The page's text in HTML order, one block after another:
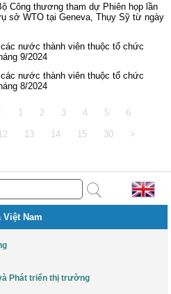
Công thương tham dự Phiên họp lần
sở WTO tại Geneva, Thụy Sỹ từ ngày
nước thành viên thuộc tổ chức
9/2024
nước thành viên thuộc tổ chức
8/2024
1 2 3 4 5 6
12 13 14 15 30 >
Nam
Phát triển thị trường